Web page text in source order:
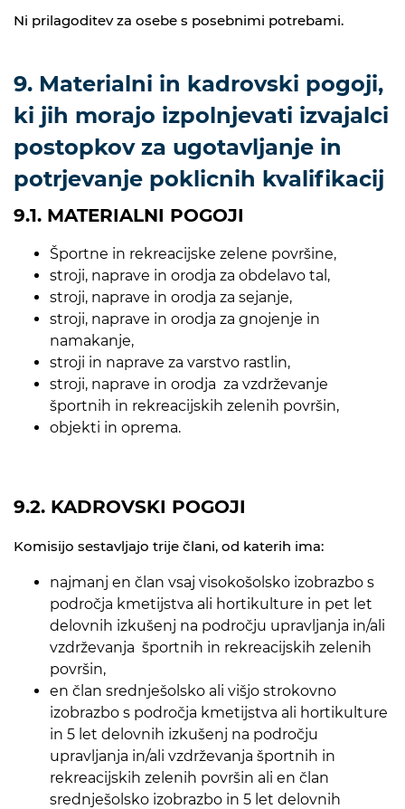
Ni prilagoditev za osebe s posebnimi potrebami.
9. Materialni in kadrovski pogoji,
ki jih morajo izpolnjevati izvajalci
postopkov za ugotavljanje in
potrjevanje poklicnih kvalifikacij
9.1. MATERIALNI POGOJI
Športne in rekreacijske zelene površine,
stroji, naprave in orodja za obdelavo tal,
stroji, naprave in orodja za sejanje,
stroji, naprave in orodja za gnojenje in
namakanje,
stroji in naprave za varstvo rastlin,
stroji, naprave in orodja za vzdrževanje
športnih in rekreacijskih zelenih površin,
objekti in oprema.
9.2. KADROVSKI POGOJI
Komisijo sestavljajo trije člani, od katerih ima:
najmanj en član vsaj visokošolsko izobrazbo s
področja kmetijstva ali hortikulture in pet let
delovnih izkušenj na področju upravljanja in/ali
vzdrževanja športnih in rekreacijskih zelenih
površin,
en član srednješolsko ali višjo strokovno
izobrazbo s področja kmetijstva ali hortikulture
in 5 let delovnih izkušenj na področju
upravljanja in/ali vzdrževanja športnih in
rekreacijskih zelenih površin ali en član
srednješolsko izobrazbo in 5 let delovnih